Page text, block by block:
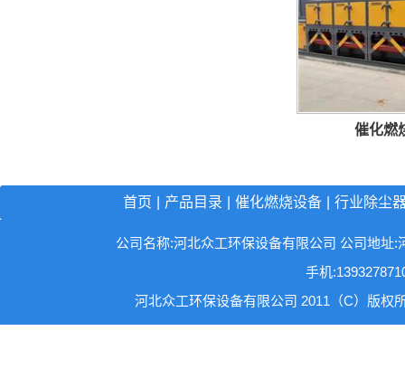
催化燃
首页 产品目录 催化燃烧设备 行业除尘
公司名称:河北众工环保设备有限公司 公司地址
手机
河北众工环保设备有限公司 2011（C）版权